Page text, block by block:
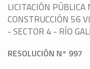
LICITACIÓN
CONSTRUCCIÓN 56
- SECTOR 4 - RÍO
RESOLUCIÓN N° 997